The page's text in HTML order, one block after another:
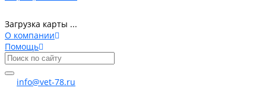
Загрузка карты ...
О компании
Помощь
info@vet-78.ru